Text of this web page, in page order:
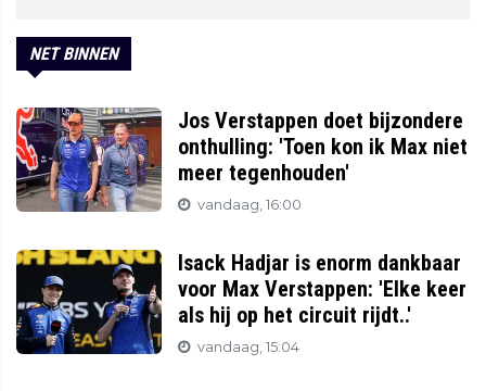
NET BINNEN
Jos Verstappen doet bijzondere
onthulling: 'Toen kon ik Max niet
meer tegenhouden'
vandaag, 16:00
Isack Hadjar is enorm dankbaar
voor Max Verstappen: 'Elke keer
als hij op het circuit rijdt..'
vandaag, 15:04